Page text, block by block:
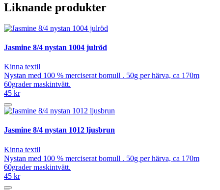
Liknande produkter
Jasmine 8/4 nystan 1004 julröd
Kinna textil
Nystan med 100 % merciserat bomull . 50g per härva, ca 170m
60grader maskintvätt.
45 kr
Jasmine 8/4 nystan 1012 ljusbrun
Kinna textil
Nystan med 100 % merciserat bomull . 50g per härva, ca 170m
60grader maskintvätt.
45 kr